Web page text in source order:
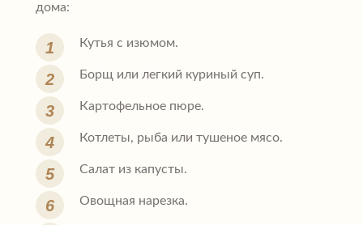
дома:
Кутья с изюмом.
Борщ или легкий куриный суп.
Картофельное пюре.
Котлеты, рыба или тушеное мясо.
Салат из капусты.
Овощная нарезка.